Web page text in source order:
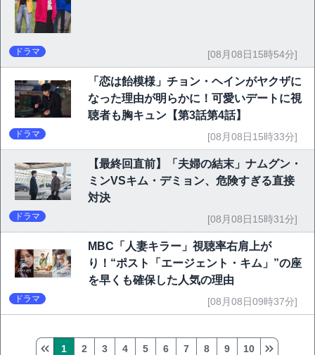
ドラマ [08月08日15時54分]
「恋は飴模様」チョン・ヘインがヤクザに
なった理由が明らかに！可愛いデートに視
聴者も胸キュン【第3話第4話】
ドラマ [08月08日15時33分]
【最終回直前】「夫婦の結末」ナムグン・
ミンVSキム・デミョン、危険すぎる直接
対決
ドラマ [08月08日15時31分]
MBC「人妻キラー」視聴率右肩上が
り！“ポスト「エージェント・キム」”の座
を早くも確保した人気の理由
ドラマ [08月08日09時37分]
1 2 3 4 5 6 7 8 9 10